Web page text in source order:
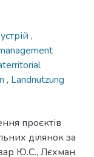
,
, Landnutzung
проєктів
ділянок за
Ю.С., Лєхман